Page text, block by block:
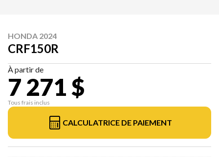
HONDA 2024
CRF150R
À partir de
7 271 $
Tous frais inclus
CALCULATRICE DE PAIEMENT